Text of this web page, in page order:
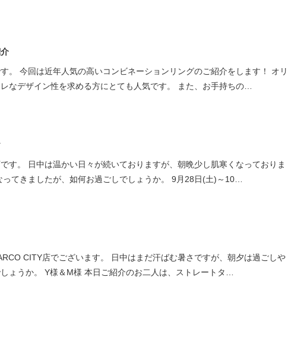
。 今回は近年人気の高いコンビネーションリングのご紹介をします！ オリ
なデザイン性を求める方にとても人気です。 また、お手持ちの…
す。 日中は温かい日々が続いておりますが、朝晩少し肌寒くなっておりま
てきましたが、如何お過ごしでしょうか。 9月28日(土)～10…
CITY店でございます。 日中はまだ汗ばむ暑さですが、朝夕は過ごしや
ょうか。 Y様＆M様 本日ご紹介のお二人は、ストレートタ…